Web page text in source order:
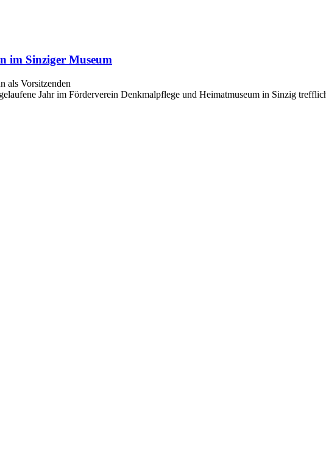
im Sinziger Museum
als Vorsitzenden
Jahr im Förderverein Denkmalpflege und Heimatmuseum in Sinzig